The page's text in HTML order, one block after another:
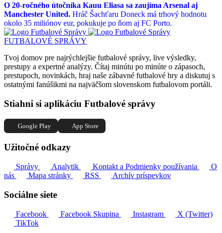
O 20-ročného útočníka Kauu Eliasa sa zaujíma Arsenal aj
Manchester United. Hráč Šachťaru Doneck má trhový hodnotu
okolo 35 miliónov eur, pokukuje po ňom aj FC Porto.
FUTBALOVÉ SPRÁVY
Tvoj domov pre najrýchlejšie futbalové správy, live výsledky,
prestupy a expertné analýzy. Čítaj minútu po minúte o zápasoch,
prestupoch, novinkách, hraj naše zábavné futbalové hry a diskutuj s
ostatnými fanúšikmi na najväčšom slovenskom futbalovom portáli.
Stiahni si aplikáciu Futbalové správy
Google Play App Store
Užitočné odkazy
Správy Analytik Kontakt a Podmienky používania
O
nás
Mapa stránky RSS Archív príspevkov
Sociálne siete
Facebook Facebook Skupina Instagram
X (Twitter)
TikTok